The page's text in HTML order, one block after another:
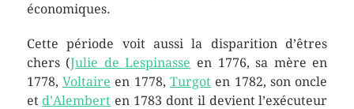
économiques.
Cette période voit aussi la disparition d’êtres
chers (Julie de Lespinasse en 1776, sa mère en
1778, Voltaire en 1778,Turgot en 1782, son oncle
et d’Alembert en 1783 dont il devient l’exécuteur